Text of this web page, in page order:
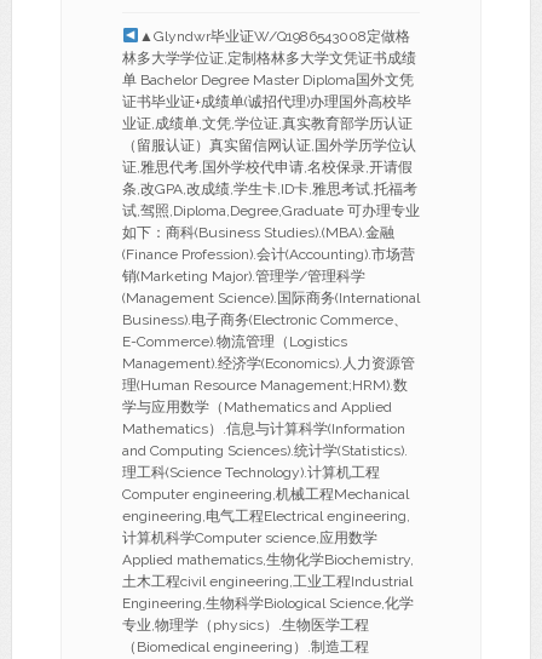
▲Glyndwr毕业证W/Q1986543008定做格
林多大学学位证,定制格林多大学文凭证书成绩
单 Bachelor Degree Master Diploma国外文凭
证书毕业证+成绩单(诚招代理)办理国外高校毕
业证,成绩单,文凭,学位证,真实教育部学历认证
（留服认证）真实留信网认证,国外学历学位认
证,雅思代考,国外学校代申请,名校保录,开请假
条,改GPA,改成绩,学生卡,ID卡,雅思考试,托福考
试,驾照,Diploma,Degree,Graduate 可办理专业
如下：商科(Business Studies).(MBA).金融
(Finance Profession).会计(Accounting).市场营
销(Marketing Major).管理学/管理科学
(Management Science).国际商务(International
Business).电子商务(Electronic Commerce、
E-Commerce).物流管理（Logistics
Management).经济学(Economics).人力资源管
理(Human Resource Management;HRM).数
学与应用数学（Mathematics and Applied
Mathematics）.信息与计算科学(Information
and Computing Sciences).统计学(Statistics).
理工科(Science Technology).计算机工程
Computer engineering,机械工程Mechanical
engineering,电气工程Electrical engineering,
计算机科学Computer science,应用数学
Applied mathematics,生物化学Biochemistry,
土木工程civil engineering,工业工程Industrial
Engineering,生物科学Biological Science,化学
专业,物理学（physics）.生物医学工程
（Biomedical engineering）.制造工程